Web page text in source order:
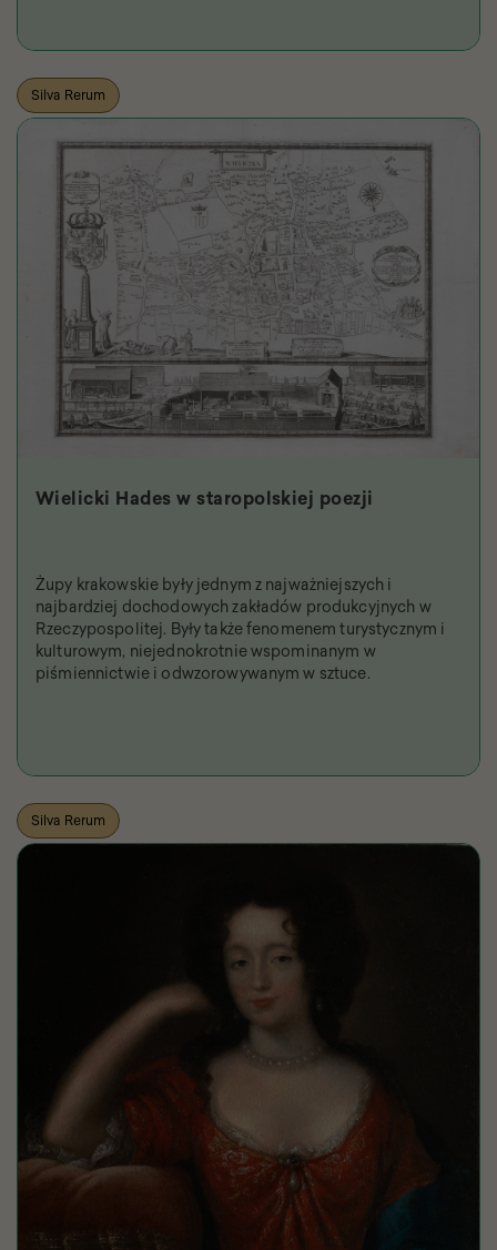
Silva Rerum
Wielicki Hades w staropolskiej poezji
Żupy krakowskie były jednym z najważniejszych i
najbardziej dochodowych zakładów produkcyjnych w
Rzeczypospolitej. Były także fenomenem turystycznym i
kulturowym, niejednokrotnie wspominanym w
piśmiennictwie i odwzorowywanym w sztuce.
Silva Rerum